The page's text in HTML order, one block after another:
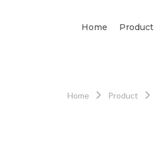
Home Product
Home Product